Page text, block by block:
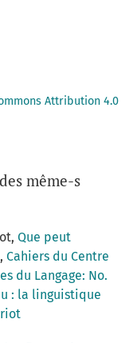
Attribution 4.0
même-s
Que peut
, Cahiers du Centre
du Langage: No.
: la linguistique